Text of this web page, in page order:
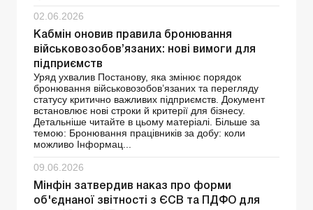
02.06.2026
Кабмін оновив правила бронювання
військовозобов’язаних: нові вимоги для
підприємств
Уряд ухвалив Постанову, яка змінює порядок
бронювання військовозобов’язаних та перегляду
статусу критично важливих підприємств. Документ
встановлює нові строки й критерії для бізнесу.
Детальніше читайте в цьому матеріалі. Більше за
темою: Бронювання працівників за добу: коли
можливо Інформац...
09.06.2026
Мінфін затвердив наказ про форми
об'єднаної звітності з ЄСВ та ПДФО для